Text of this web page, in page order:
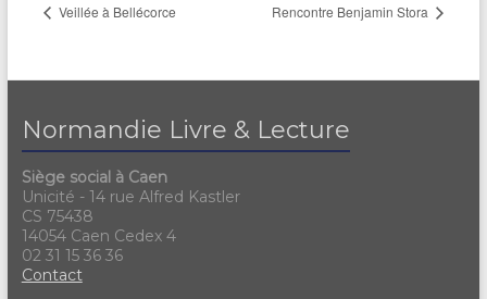
Veillée à Bellécorce Rencontre Benjamin Stora
Normandie Livre & Lecture
Siège social à Caen
Unicité - 14 rue Alfred Kastler
CS 75438
14054 Caen Cedex 4
02 31 15 36 36
Contact